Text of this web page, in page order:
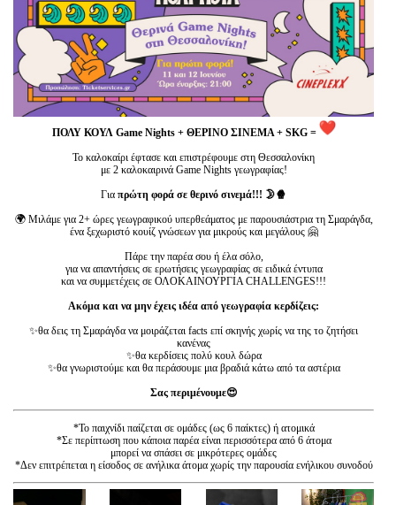
Είσοδος διαχειριστή
ΠΟΛΥ ΚΟΥΛ Game Nights + ΘΕΡΙΝΟ ΣΙΝΕΜΑ + SKG =
Το καλοκαίρι έφτασε και επιστρέφουμε στη Θεσσαλονίκη
με 2 καλοκαιρινά Game Nights γεωγραφίας!
Για πρώτη φορά σε θερινό σινεμά!!! 🌛🍿
🌍 Μιλάμε για 2+ ώρες γεωγραφικού υπερθεάματος με παρουσιάστρια τη Σμαράγδα,
ένα ξεχωριστό κουίζ γνώσεων για μικρούς και μεγάλους 🤗
Πάρε την παρέα σου ή έλα σόλο,
για να απαντήσεις σε ερωτήσεις γεωγραφίας σε ειδικά έντυπα
και να συμμετέχεις σε ΟΛΟΚΑΙΝΟΥΡΓΙΑ CHALLENGES!!!
Ακόμα και να μην έχεις ιδέα από γεωγραφία κερδίζεις:
✨θα δεις τη Σμαράγδα να μοιράζεται facts επί σκηνής χωρίς να της το ζητήσει
κανένας
✨θα κερδίσεις πολύ κουλ δώρα
✨θα γνωριστούμε και θα περάσουμε μια βραδιά κάτω από τα αστέρια
Σας περιμένουμε😍
*Το παιχνίδι παίζεται σε ομάδες (ως 6 παίκτες) ή ατομικά
*Σε περίπτωση που κάποια παρέα είναι περισσότερα από 6 άτομα
μπορεί να σπάσει σε μικρότερες ομάδες
*Δεν επιτρέπεται η είσοδος σε ανήλικα άτομα χωρίς την παρουσία ενήλικου συνοδού